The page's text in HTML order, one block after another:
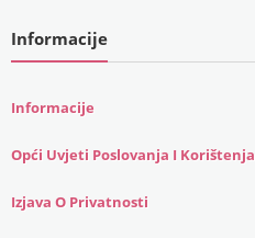
Informacije
Informacije
Opći Uvjeti Poslovanja I Korištenja
Izjava O Privatnosti